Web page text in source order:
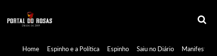
Home Espinho e a Política Espinho Saiu no Diário